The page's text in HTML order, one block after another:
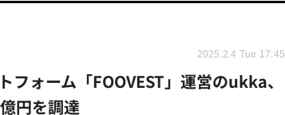
2025.2.4 Tue 17:45
フォーム「FOOVEST」運営のukka、
円を調達